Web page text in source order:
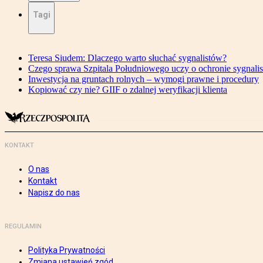
Tagi
Teresa Siudem: Dlaczego warto słuchać sygnalistów?
Czego sprawa Szpitala Południowego uczy o ochronie
Inwestycja na gruntach rolnych – wymogi prawne i procedury
Kopiować czy nie? GIIF o zdalnej weryfikacji klienta
KONTAKT
O nas
Kontakt
Napisz do nas
REGULAMIN
Polityka Prywatności